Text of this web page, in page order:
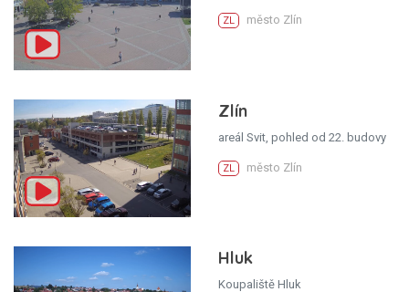
ZL město Zlín
Zlín
areál Svit, pohled od 22. budovy
ZL město Zlín
Hluk
Koupaliště Hluk